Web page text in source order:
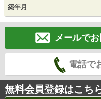
築年月
メールで
電話で
無料会員登録はこち